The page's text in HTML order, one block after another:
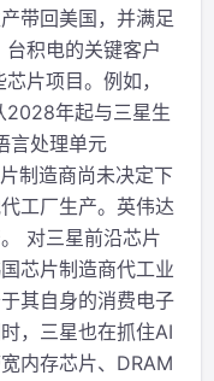
带回美国，并满足
积电的关键客户
片项目。例如，
2028年起与三星生
言处理单元
制造商尚未决定下
工厂生产。英伟达
对三星前沿芯片
芯片制造商代工业
其自身的消费电子
，三星也在抓住AI
内存芯片、DRAM